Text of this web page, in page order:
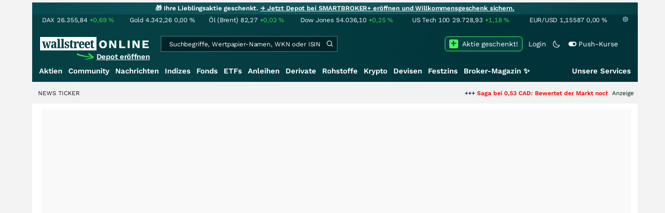
🎁 Ihre Lieblingsaktie geschenkt.→ Jetzt Depot bei SMARTBROKER+ eröffnen und Willkommensgeschenk sichern.
DAX 26.355,84 +0,69% Gold 4.342,26 0,00 % Öl (Brent) 82,27 +0,02% Dow Jones 54.036,10 +0,25% US Tech 100 29.728,93 +1,18% EUR/USD 1,15587 0,00 %
Depot eröffnen
Login Push-Kurse
Aktie geschenkt!
Aktien Community Nachrichten Indizes Fonds ETFs Anleihen Derivate Rohstoffe Krypto Devisen Festzins Broker-Magazin ✨ Unsere Services
Saga bei 0,53 CAD: Bewertet der Markt noch immer nur die Hälfte der
Anzeige
NEWS TICKER